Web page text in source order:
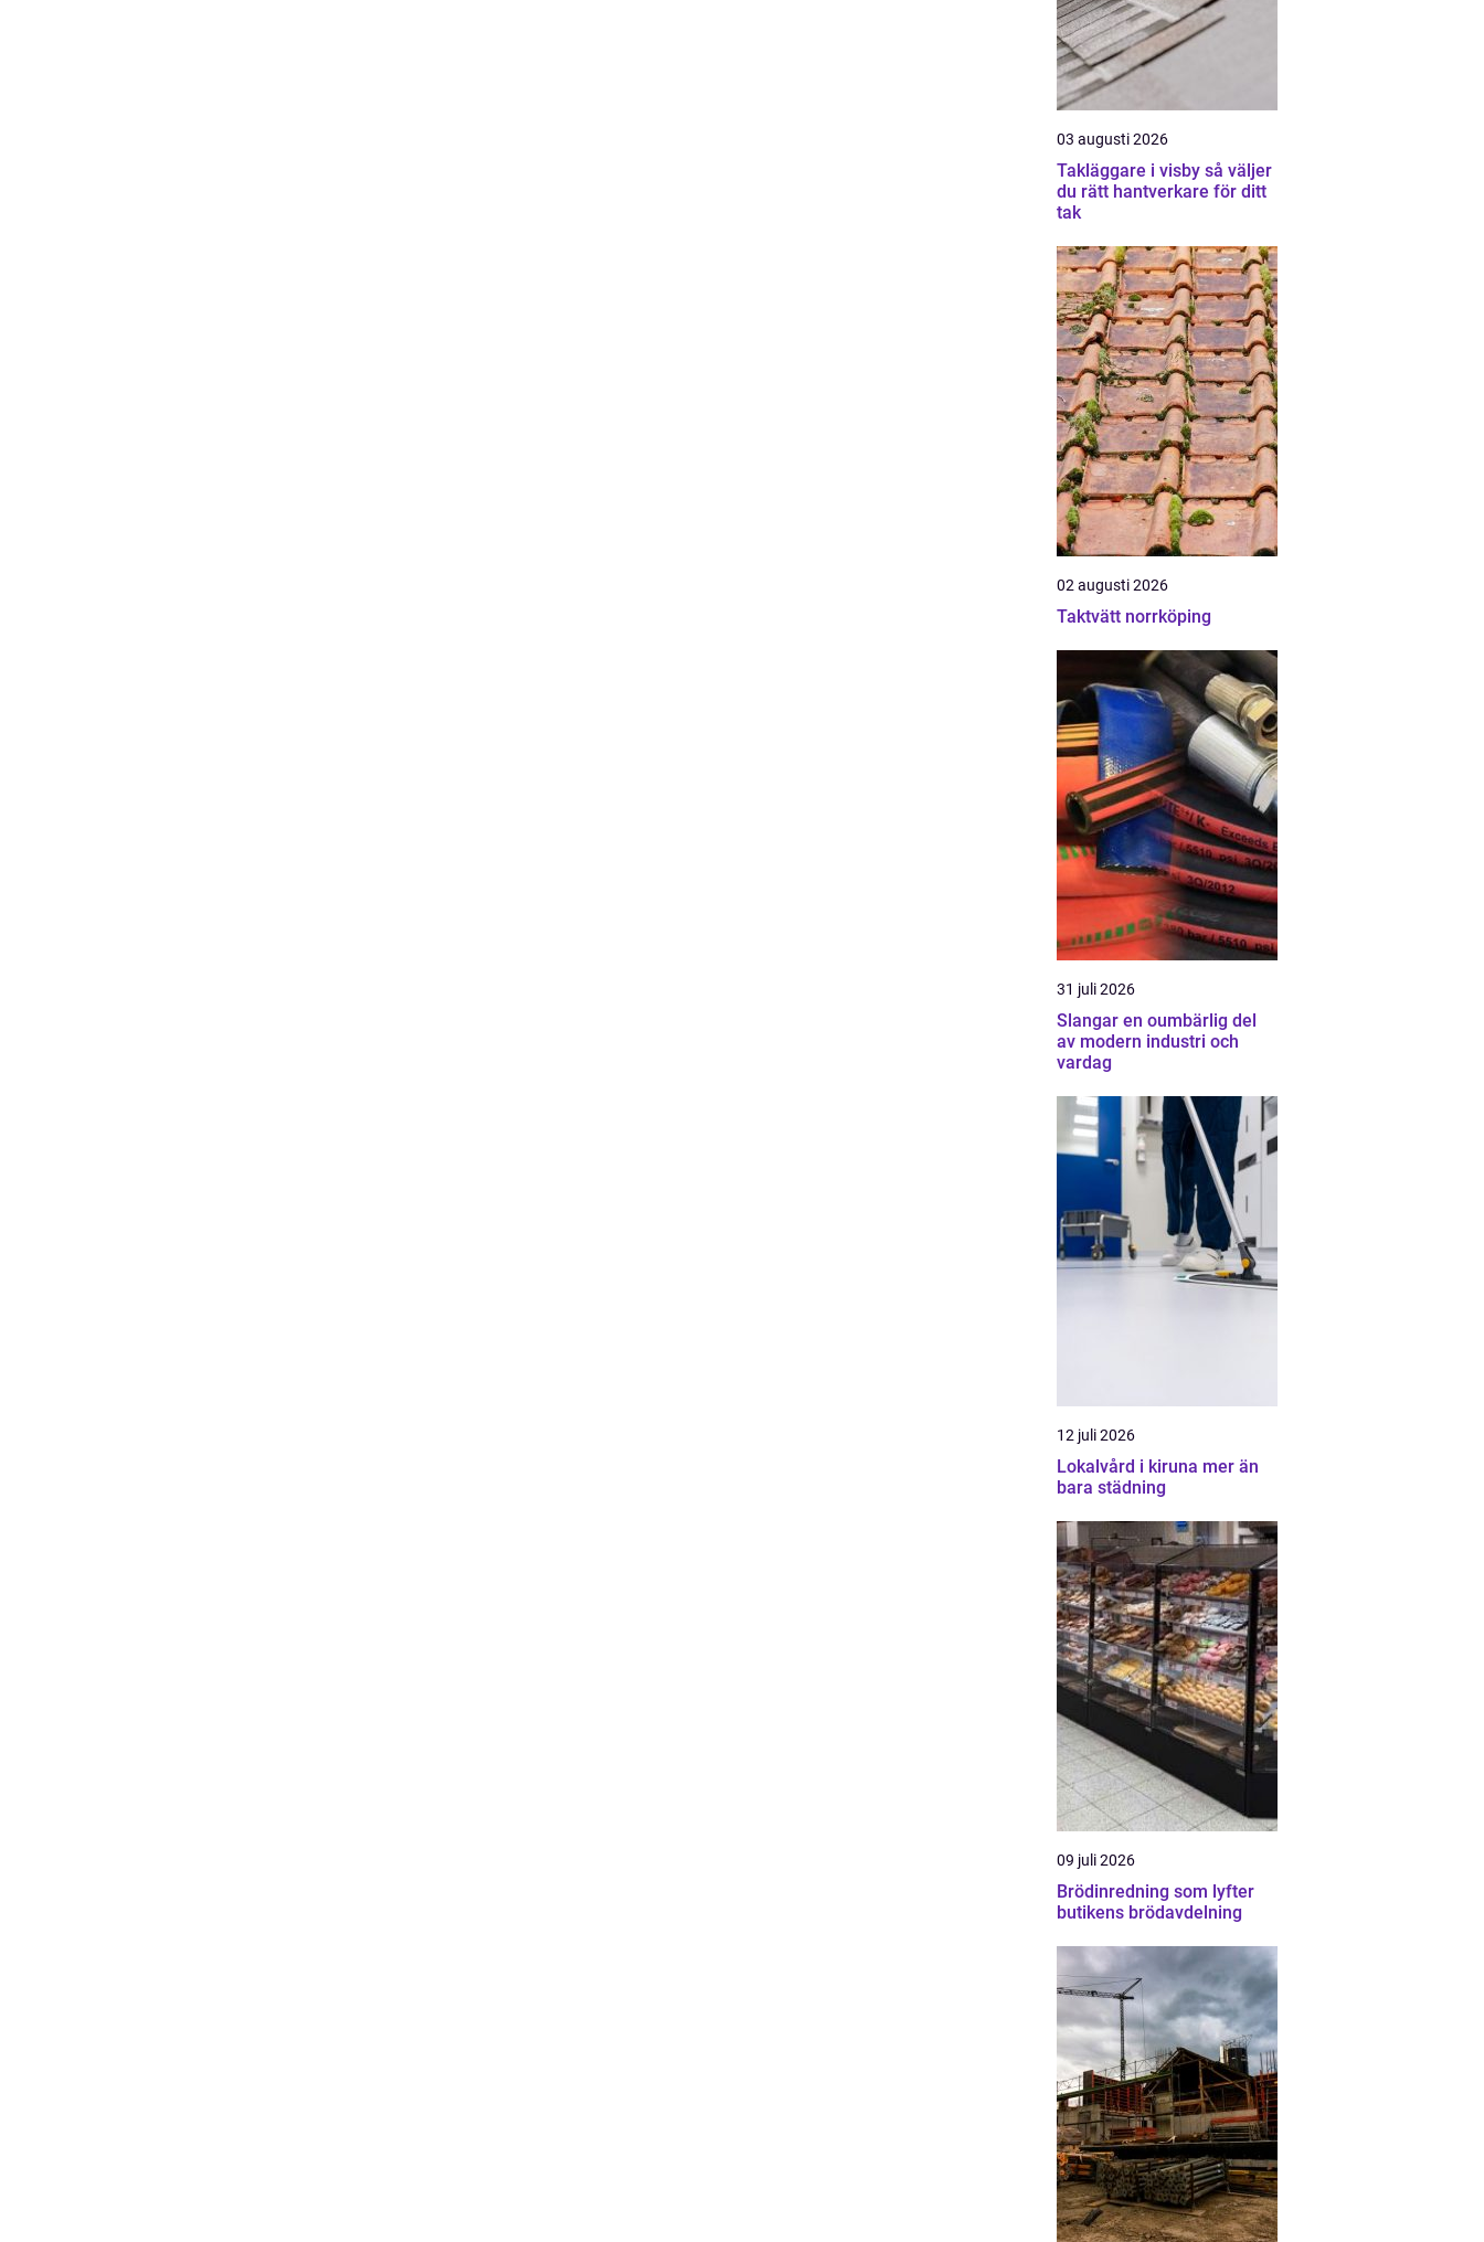
03 augusti 2026
Takläggare i visby så väljer
du rätt hantverkare för ditt
tak
02 augusti 2026
Taktvätt norrköping
31 juli 2026
Slangar en oumbärlig del
av modern industri och
vardag
12 juli 2026
Lokalvård i kiruna mer än
bara städning
09 juli 2026
Brödinredning som lyfter
butikens brödavdelning